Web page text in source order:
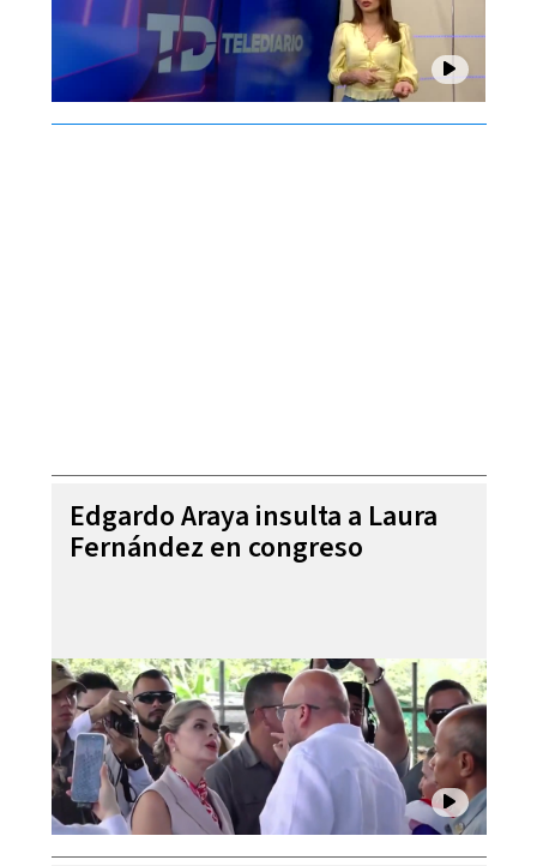
Edgardo Araya insulta a Laura
Fernández en congreso